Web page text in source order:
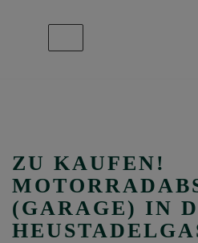
ZU KAUFEN!
(GARAGE) IN